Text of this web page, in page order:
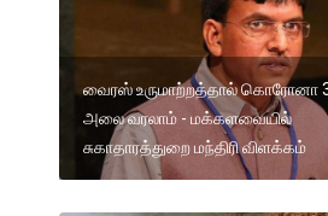
வைரஸ் உருமாற்றத்தால் கொரோனா
அலை வரலாம் - மக்களவையில்
சுகாதாரத்துறை மந்திரி விளக்கம்